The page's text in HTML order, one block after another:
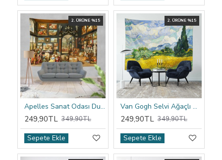
2. ÜRÜNE %15
Apelles Sanat Odası Duvar Örtüsü
249,90TL 349,90TL
Sepete Ekle
2. ÜRÜNE %15
Van Gogh Selvi Ağaçlı Buğday Tarlası Duvar Örtüsü
249,90TL 349,90TL
Sepete Ekle